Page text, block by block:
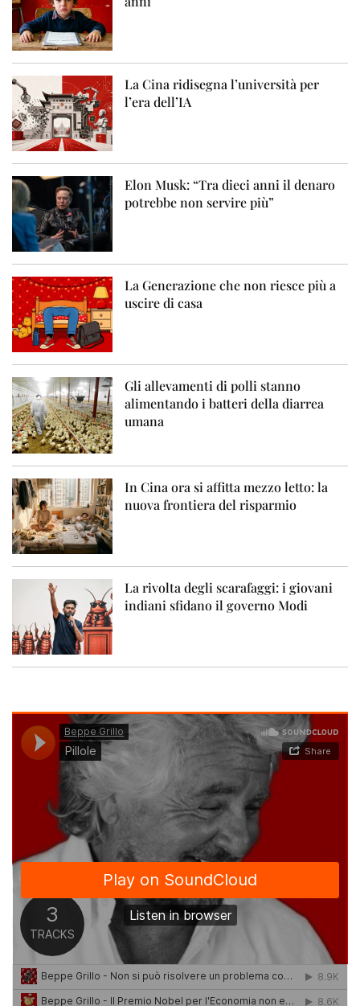
La Cina ridisegna l’università per
l’era dell’IA
Elon Musk: “Tra dieci anni il denaro
potrebbe non servire più”
La Generazione che non riesce più a
uscire di casa
Gli allevamenti di polli stanno
alimentando i batteri della diarrea
umana
In Cina ora si affitta mezzo letto: la
nuova frontiera del risparmio
La rivolta degli scarafaggi: i giovani
indiani sfidano il governo Modi